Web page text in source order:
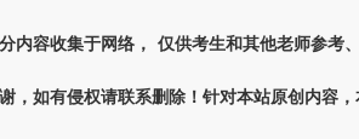
内容收集于网络，
仅供考生和其他老师参考
，如有侵权请联系删除！针对本站原创内容